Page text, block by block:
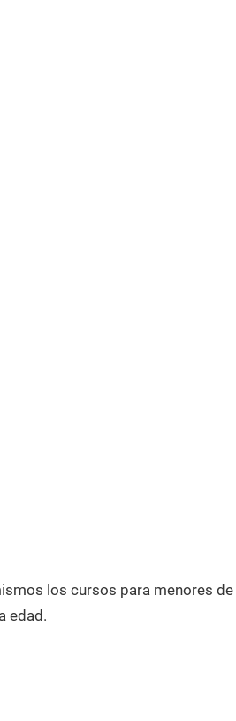
los cursos para menores de
edad.